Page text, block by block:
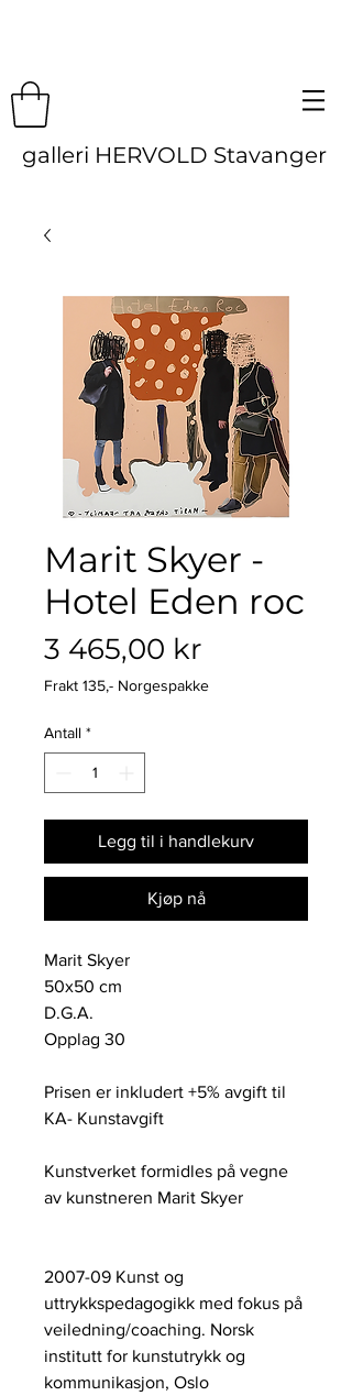
galleri HERVOLD Stavanger
Marit Skyer -
Hotel Eden roc
3 465,00 krPris
Frakt 135,- Norgespakke
Antall *
Legg til i handlekurv
Kjøp nå
Marit Skyer
50x50 cm
D.G.A.
Opplag 30
Prisen er inkludert +5% avgift til
KA- Kunstavgift
Kunstverket formidles på vegne
av kunstneren Marit Skyer
2007-09 Kunst og
uttrykkspedagogikk med fokus på
veiledning/coaching. Norsk
institutt for kunstutrykk og
kommunikasjon, Oslo